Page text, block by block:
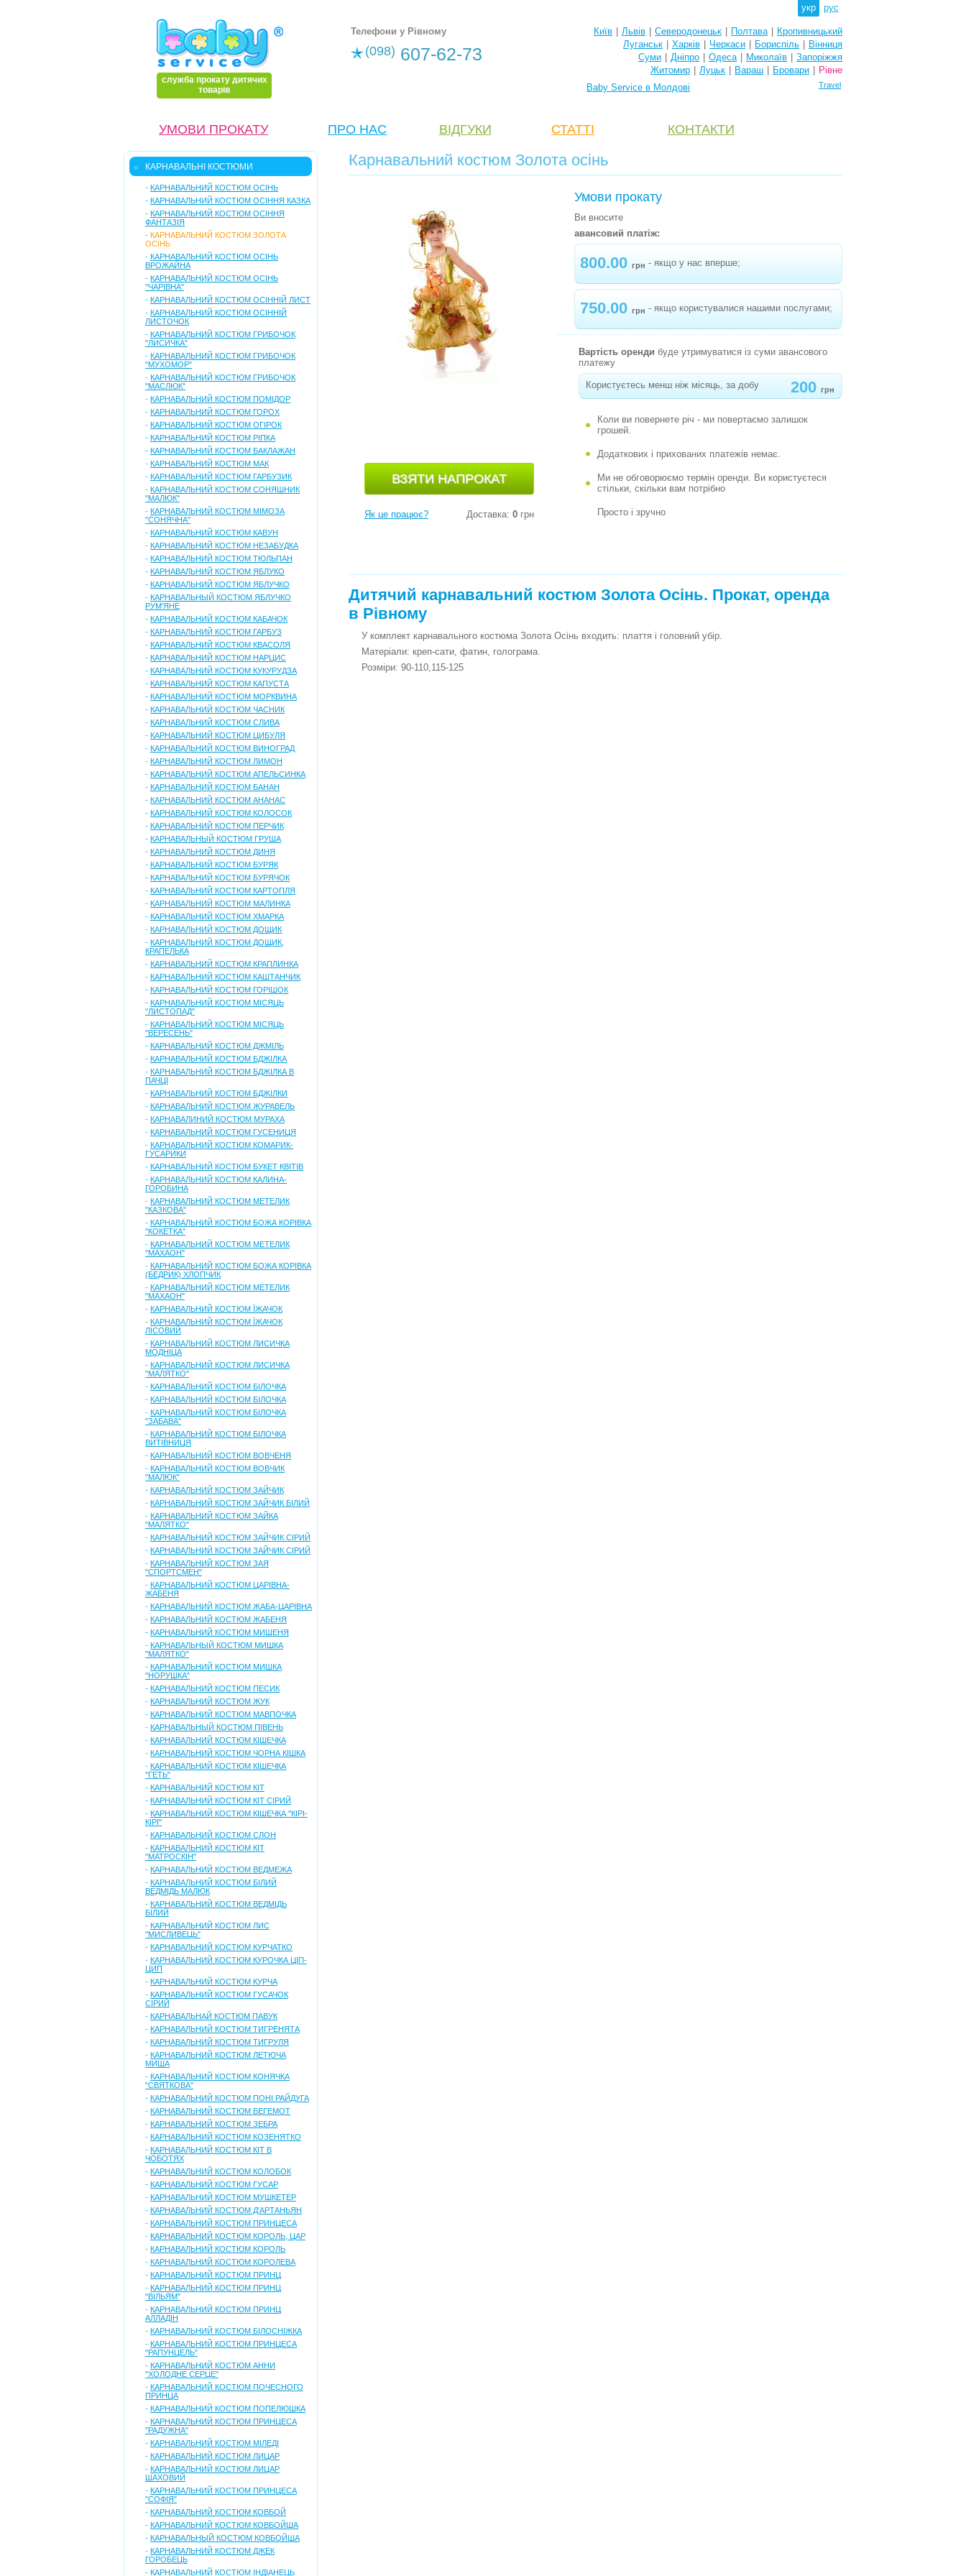
укр рус
служба прокату дитячих
товарів
Телефони у Рівному
(098) 607-62-73
Київ Львів Северодонецьк Полтава
Кропивницький
Луганськ
Харків Черкаси Бориспіль
Вінниця
Суми
Дніпро Одеса Миколаїв
Запоріжжя
Житомир
Луцьк Вараш Бровари
Рівне
Baby Service в Молдові
Travel
УМОВИ ПРОКАТУ ПРО НАС ВІДГУКИ СТАТТІ КОНТАКТИ
КАРНАВАЛЬНІ КОСТЮМИ
- КАРНАВАЛЬНИЙ КОСТЮМ ОСІНЬ
- КАРНАВАЛЬНИЙ КОСТЮМ ОСІННЯ КАЗКА
- КАРНАВАЛЬНИЙ КОСТЮМ ОСІННЯ
ФАНТАЗІЯ
- КАРНАВАЛЬНИЙ КОСТЮМ ЗОЛОТА
ОСІНЬ
- КАРНАВАЛЬНИЙ КОСТЮМ ОСІНЬ
ВРОЖАЙНА
- КАРНАВАЛЬНИЙ КОСТЮМ ОСІНЬ
"ЧАРІВНА"
- КАРНАВАЛЬНИЙ КОСТЮМ ОСІННІЙ ЛИСТ
- КАРНАВАЛЬНИЙ КОСТЮМ ОСІННІЙ
ЛИСТОЧОК
- КАРНАВАЛЬНИЙ КОСТЮМ ГРИБОЧОК
"ЛИСИЧКА"
- КАРНАВАЛЬНИЙ КОСТЮМ ГРИБОЧОК
"МУХОМОР"
- КАРНАВАЛЬНИЙ КОСТЮМ ГРИБОЧОК
"МАСЛЮК"
- КАРНАВАЛЬНИЙ КОСТЮМ ПОМІДОР
- КАРНАВАЛЬНИЙ КОСТЮМ ГОРОХ
- КАРНАВАЛЬНИЙ КОСТЮМ ОГІРОК
- КАРНАВАЛЬНИЙ КОСТЮМ РІПКА
- КАРНАВАЛЬНИЙ КОСТЮМ БАКЛАЖАН
- КАРНАВАЛЬНИЙ КОСТЮМ МАК
- КАРНАВАЛЬНИЙ КОСТЮМ ГАРБУЗИК
- КАРНАВАЛЬНИЙ КОСТЮМ СОНЯШНИК
"МАЛЮК"
- КАРНАВАЛЬНИЙ КОСТЮМ МІМОЗА
"СОНЯЧНА"
- КАРНАВАЛЬНИЙ КОСТЮМ КАВУН
- КАРНАВАЛЬНИЙ КОСТЮМ НЕЗАБУДКА
- КАРНАВАЛЬНИЙ КОСТЮМ ТЮЛЬПАН
- КАРНАВАЛЬНИЙ КОСТЮМ ЯБЛУКО
- КАРНАВАЛЬНИЙ КОСТЮМ ЯБЛУЧКО
- КАРНАВАЛЬНЫЙ КОСТЮМ ЯБЛУЧКО
РУМ'ЯНЕ
- КАРНАВАЛЬНИЙ КОСТЮМ КАБАЧОК
- КАРНАВАЛЬНИЙ КОСТЮМ ГАРБУЗ
- КАРНАВАЛЬНИЙ КОСТЮМ КВАСОЛЯ
- КАРНАВАЛЬНИЙ КОСТЮМ НАРЦИС
- КАРНАВАЛЬНИЙ КОСТЮМ КУКУРУДЗА
- КАРНАВАЛЬНИЙ КОСТЮМ КАПУСТА
- КАРНАВАЛЬНИЙ КОСТЮМ МОРКВИНА
- КАРНАВАЛЬНИЙ КОСТЮМ ЧАСНИК
- КАРНАВАЛЬНИЙ КОСТЮМ СЛИВА
- КАРНАВАЛЬНИЙ КОСТЮМ ЦИБУЛЯ
- КАРНАВАЛЬНИЙ КОСТЮМ ВИНОГРАД
- КАРНАВАЛЬНИЙ КОСТЮМ ЛИМОН
- КАРНАВАЛЬНИЙ КОСТЮМ АПЕЛЬСИНКА
- КАРНАВАЛЬНИЙ КОСТЮМ БАНАН
- КАРНАВАЛЬНИЙ КОСТЮМ АНАНАС
- КАРНАВАЛЬНИЙ КОСТЮМ КОЛОСОК
- КАРНАВАЛЬНИЙ КОСТЮМ ПЕРЧИК
- КАРНАВАЛЬНЫЙ КОСТЮМ ГРУША
- КАРНАВАЛЬНИЙ КОСТЮМ ДИНЯ
- КАРНАВАЛЬНИЙ КОСТЮМ БУРЯК
- КАРНАВАЛЬНИЙ КОСТЮМ БУРЯЧОК
- КАРНАВАЛЬНИЙ КОСТЮМ КАРТОПЛЯ
- КАРНАВАЛЬНИЙ КОСТЮМ МАЛИНКА
- КАРНАВАЛЬНИЙ КОСТЮМ ХМАРКА
- КАРНАВАЛЬНИЙ КОСТЮМ ДОЩИК
- КАРНАВАЛЬНИЙ КОСТЮМ ДОЩИК,
КРАПЕЛЬКА
- КАРНАВАЛЬНИЙ КОСТЮМ КРАПЛИНКА
- КАРНАВАЛЬНИЙ КОСТЮМ КАШТАНЧИК
- КАРНАВАЛЬНИЙ КОСТЮМ ГОРІШОК
- КАРНАВАЛЬНИЙ КОСТЮМ МІСЯЦЬ
"ЛИСТОПАД"
- КАРНАВАЛЬНИЙ КОСТЮМ МІСЯЦЬ
"ВЕРЕСЕНЬ"
- КАРНАВАЛЬНИЙ КОСТЮМ ДЖМІЛЬ
- КАРНАВАЛЬНИЙ КОСТЮМ БДЖІЛКА
- КАРНАВАЛЬНИЙ КОСТЮМ БДЖІЛКА В
ПАЧЦІ
- КАРНАВАЛЬНИЙ КОСТЮМ БДЖІЛКИ
- КАРНАВАЛЬНИЙ КОСТЮМ ЖУРАВЕЛЬ
- КАРНАВАЛИНИЙ КОСТЮМ МУРАХА
- КАРНАВАЛЬНИЙ КОСТЮМ ГУСЕНИЦЯ
- КАРНАВАЛЬНИЙ КОСТЮМ КОМАРИК-
ГУСАРИКИ
- КАРНАВАЛЬНИЙ КОСТЮМ БУКЕТ КВІТІВ
- КАРНАВАЛЬНИЙ КОСТЮМ КАЛИНА-
ГОРОБИНА
- КАРНАВАЛЬНИЙ КОСТЮМ МЕТЕЛИК
"КАЗКОВА"
- КАРНАВАЛЬНИЙ КОСТЮМ БОЖА КОРІВКА
"КОКЕТКА"
- КАРНАВАЛЬНИЙ КОСТЮМ МЕТЕЛИК
"МАХАОН"
- КАРНАВАЛЬНИЙ КОСТЮМ БОЖА КОРІВКА
(БЕДРИК) ХЛОПЧИК
- КАРНАВАЛЬНИЙ КОСТЮМ МЕТЕЛИК
"МАХАОН"
- КАРНАВАЛЬНИЙ КОСТЮМ ЇЖАЧОК
- КАРНАВАЛЬНИЙ КОСТЮМ ЇЖАЧОК
ЛІСОВИЙ
- КАРНАВАЛЬНИЙ КОСТЮМ ЛИСИЧКА
МОДНІЦА
- КАРНАВАЛЬНИЙ КОСТЮМ ЛИСИЧКА
"МАЛЯТКО"
- КАРНАВАЛЬНИЙ КОСТЮМ БІЛОЧКА
- КАРНАВАЛЬНИЙ КОСТЮМ БІЛОЧКА
- КАРНАВАЛЬНИЙ КОСТЮМ БІЛОЧКА
"ЗАБАВА"
- КАРНАВАЛЬНИЙ КОСТЮМ БІЛОЧКА
ВИТІВНИЦЯ
- КАРНАВАЛЬНИЙ КОСТЮМ ВОВЧЕНЯ
- КАРНАВАЛЬНИЙ КОСТЮМ ВОВЧИК
"МАЛЮК"
- КАРНАВАЛЬНИЙ КОСТЮМ ЗАЙЧИК
- КАРНАВАЛЬНИЙ КОСТЮМ ЗАЙЧИК БІЛИЙ
- КАРНАВАЛЬНИЙ КОСТЮМ ЗАЙКА
"МАЛЯТКО"
- КАРНАВАЛЬНИЙ КОСТЮМ ЗАЙЧИК СІРИЙ
- КАРНАВАЛЬНИЙ КОСТЮМ ЗАЙЧИК СІРИЙ
- КАРНАВАЛЬНИЙ КОСТЮМ ЗАЯ
"СПОРТСМЕН"
- КАРНАВАЛЬНИЙ КОСТЮМ ЦАРІВНА-
ЖАБЕНЯ
- КАРНАВАЛЬНИЙ КОСТЮМ ЖАБА-ЦАРІВНА
- КАРНАВАЛЬНИЙ КОСТЮМ ЖАБЕНЯ
- КАРНАВАЛЬНИЙ КОСТЮМ МИШЕНЯ
- КАРНАВАЛЬНЫЙ КОСТЮМ МИШКА
"МАЛЯТКО"
- КАРНАВАЛЬНИЙ КОСТЮМ МИШКА
"НОРУШКА"
- КАРНАВАЛЬНИЙ КОСТЮМ ПЕСИК
- КАРНАВАЛЬНИЙ КОСТЮМ ЖУК
- КАРНАВАЛЬНИЙ КОСТЮМ МАВПОЧКА
- КАРНАВАЛЬНЫЙ КОСТЮМ ПІВЕНЬ
- КАРНАВАЛЬНИЙ КОСТЮМ КІШЕЧКА
- КАРНАВАЛЬНИЙ КОСТЮМ ЧОРНА КІШКА
- КАРНАВАЛЬНИЙ КОСТЮМ КІШЕЧКА
"ГЕТЬ"
- КАРНАВАЛЬНИЙ КОСТЮМ КІТ
- КАРНАВАЛЬНИЙ КОСТЮМ КІТ СІРИЙ
- КАРНАВАЛЬНИЙ КОСТЮМ КІШЕЧКА "КІРІ-
КІРІ"
- КАРНАВАЛЬНИЙ КОСТЮМ СЛОН
- КАРНАВАЛЬНИЙ КОСТЮМ КІТ
"МАТРОСКІН"
- КАРНАВАЛЬНИЙ КОСТЮМ ВЕДМЕЖА
- КАРНАВАЛЬНИЙ КОСТЮМ БІЛИЙ
ВЕДМІДЬ МАЛЮК
- КАРНАВАЛЬНИЙ КОСТЮМ ВЕДМІДЬ
БІЛИЙ
- КАРНАВАЛЬНИЙ КОСТЮМ ЛИС
"МИСЛИВЕЦЬ"
- КАРНАВАЛЬНИЙ КОСТЮМ КУРЧАТКО
- КАРНАВАЛЬНИЙ КОСТЮМ КУРОЧКА ЦІП-
ЦИП
- КАРНАВАЛЬНИЙ КОСТЮМ КУРЧА
- КАРНАВАЛЬНИЙ КОСТЮМ ГУСАЧОК
СІРИЙ
- КАРНАВАЛЬНАЙ КОСТЮМ ПАВУК
- КАРНАВАЛЬНИЙ КОСТЮМ ТИГРЕНЯТА
- КАРНАВАЛЬНИЙ КОСТЮМ ТИГРУЛЯ
- КАРНАВАЛЬНИЙ КОСТЮМ ЛЕТЮЧА
МИША
- КАРНАВАЛЬНИЙ КОСТЮМ КОНЯЧКА
"СВЯТКОВА"
- КАРНАВАЛЬНИЙ КОСТЮМ ПОНІ РАЙДУГА
- КАРНАВАЛЬНИЙ КОСТЮМ БЕГЕМОТ
- КАРНАВАЛЬНИЙ КОСТЮМ ЗЕБРА
- КАРНАВАЛЬНИЙ КОСТЮМ КОЗЕНЯТКО
- КАРНАВАЛЬНИЙ КОСТЮМ КІТ В
ЧОБОТЯХ
- КАРНАВАЛЬНИЙ КОСТЮМ КОЛОБОК
- КАРНАВАЛЬНИЙ КОСТЮМ ГУСАР
- КАРНАВАЛЬНИЙ КОСТЮМ МУШКЕТЕР
- КАРНАВАЛЬНИЙ КОСТЮМ Д'АРТАНЬЯН
- КАРНАВАЛЬНИЙ КОСТЮМ ПРИНЦЕСА
- КАРНАВАЛЬНИЙ КОСТЮМ КОРОЛЬ, ЦАР
- КАРНАВАЛЬНИЙ КОСТЮМ КОРОЛЬ
- КАРНАВАЛЬНИЙ КОСТЮМ КОРОЛЕВА
- КАРНАВАЛЬНИЙ КОСТЮМ ПРИНЦ
- КАРНАВАЛЬНИЙ КОСТЮМ ПРИНЦ
"ВІЛЬЯМ"
- КАРНАВАЛЬНИЙ КОСТЮМ ПРИНЦ
АЛЛАДІН
- КАРНАВАЛЬНИЙ КОСТЮМ БІЛОСНІЖКА
- КАРНАВАЛЬНИЙ КОСТЮМ ПРИНЦЕСА
"РАПУНЦЕЛЬ"
- КАРНАВАЛЬНИЙ КОСТЮМ АННИ
"ХОЛОДНЕ СЕРЦЕ"
- КАРНАВАЛЬНИЙ КОСТЮМ ПОЧЕСНОГО
ПРИНЦА
- КАРНАВАЛЬНИЙ КОСТЮМ ПОПЕЛЮШКА
- КАРНАВАЛЬНИЙ КОСТЮМ ПРИНЦЕСА
"РАДУЖНА"
- КАРНАВАЛЬНИЙ КОСТЮМ МІЛЕДІ
- КАРНАВАЛЬНИЙ КОСТЮМ ЛИЦАР
- КАРНАВАЛЬНИЙ КОСТЮМ ЛИЦАР
ШАХОВИЙ
- КАРНАВАЛЬНИЙ КОСТЮМ ПРИНЦЕСА
"СОФІЯ"
- КАРНАВАЛЬНИЙ КОСТЮМ КОВБОЙ
- КАРНАВАЛЬНИЙ КОСТЮМ КОВБОЙША
- КАРНАВАЛЬНЫЙ КОСТЮМ КОВБОЙША
- КАРНАВАЛЬНИЙ КОСТЮМ ДЖЕК
ГОРОБЕЦЬ
- КАРНАВАЛЬНИЙ КОСТЮМ ІНДІАНЕЦЬ
Карнавальний костюм Золота осінь
Як це працює? Доставка: 0 грн
Умови прокату
Ви вносите
авансовий платіж:
800.00 грн - якщо у нас вперше;
750.00 грн - якщо користувалися нашими послугами;
Вартість оренди буде утримуватися із суми авансового
платежу
Користуєтесь менш ніж місяць, за добу 200 грн
Коли ви повернете річ - ми повертаємо залишок
грошей.
Додаткових і прихованих платежів немає.
Ми не обговорюємо термін оренди. Ви користуєтеся
стільки, скільки вам потрібно
Просто і зручно
Дитячий карнавальний костюм Золота Осінь. Прокат, оренда
в Рівному
У комплект карнавального костюма Золота Осінь входить: плаття і головний убір.
Матеріали: креп-сати, фатин, голограма.
Розміри: 90-110,115-125